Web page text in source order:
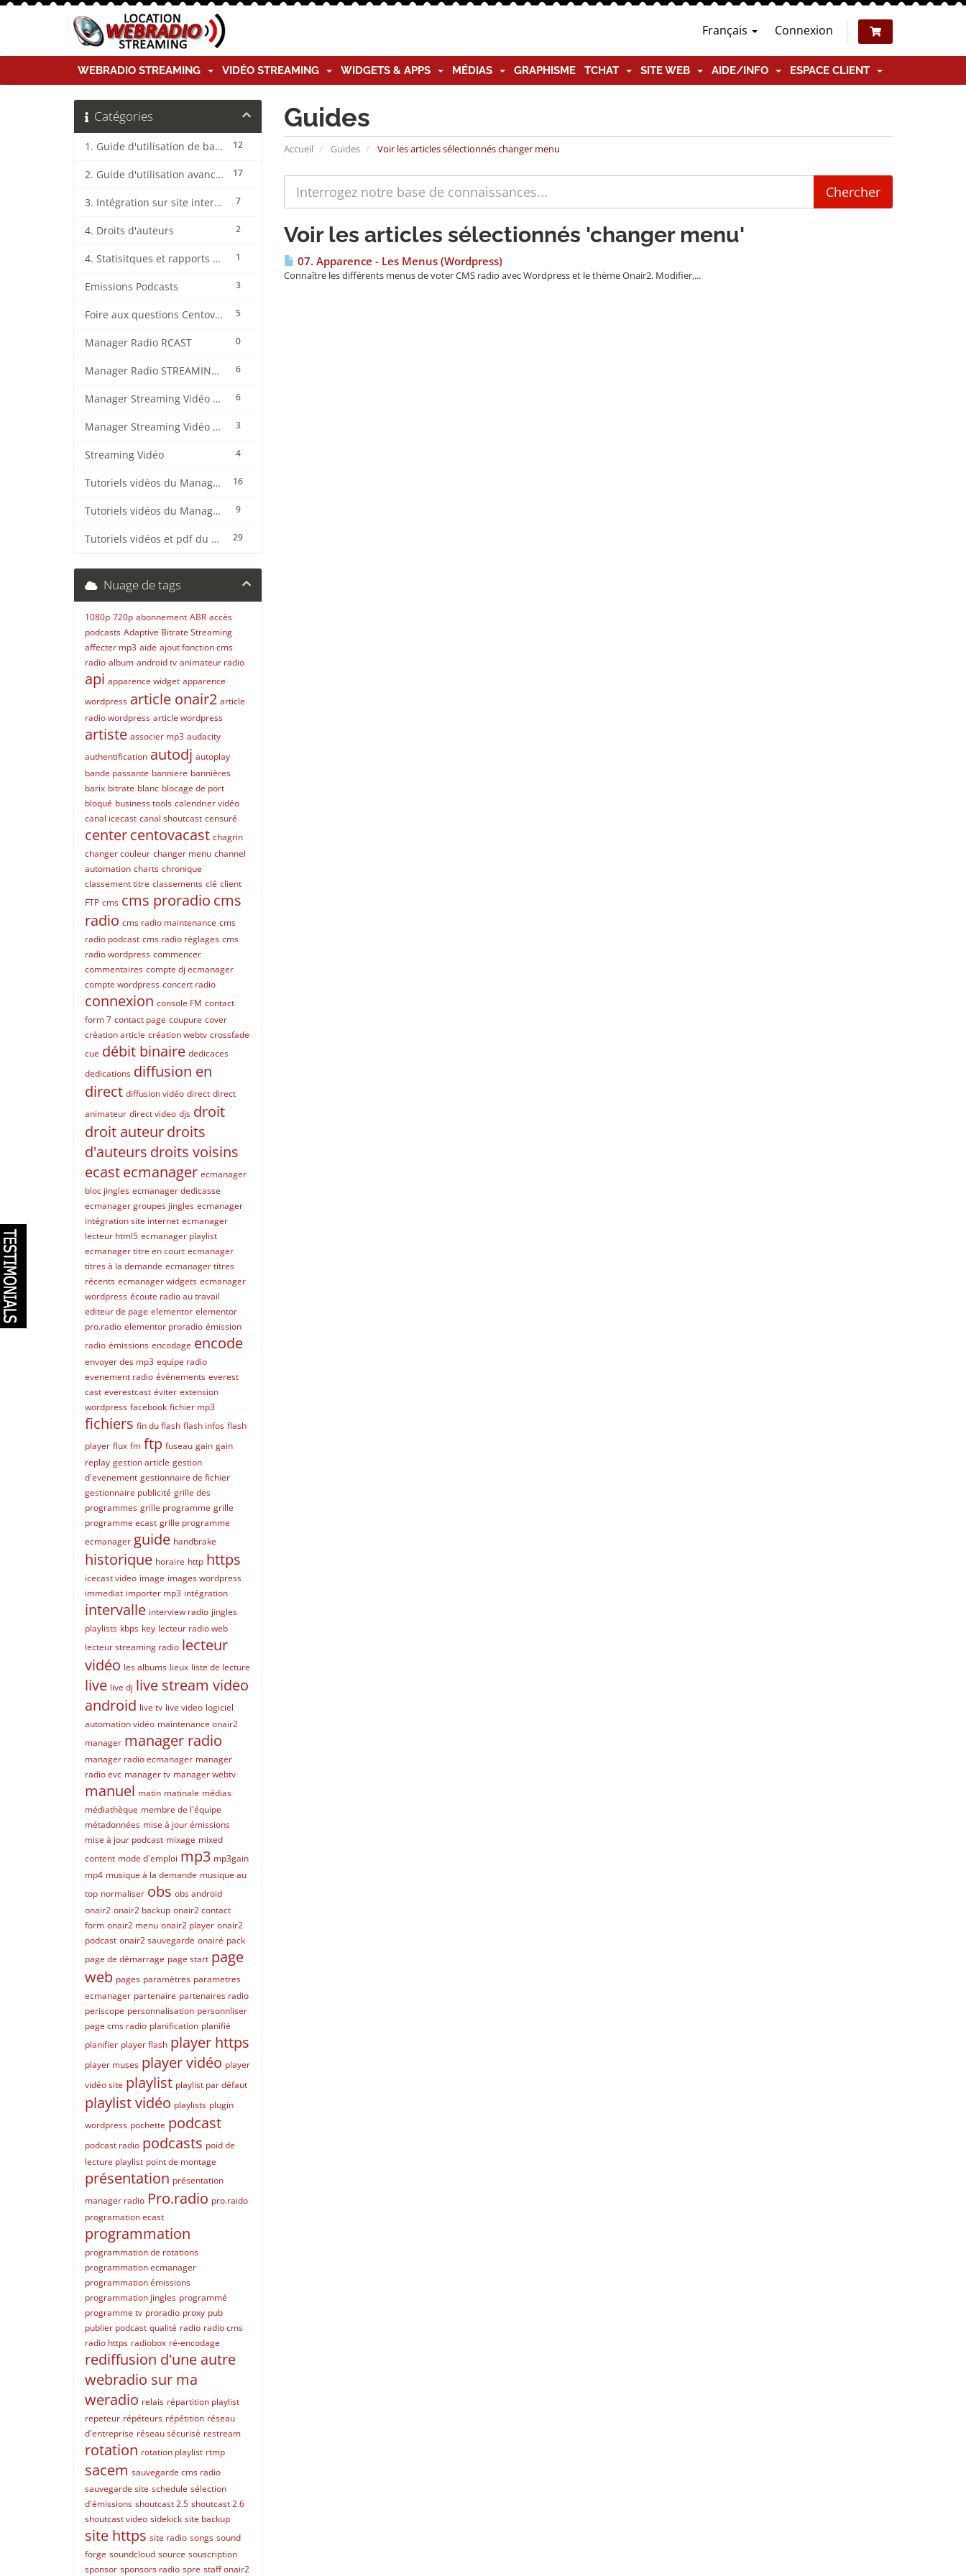
Français Connexion
WEBRADIO STREAMING VIDÉO STREAMING WIDGETS & APPS MÉDIAS GRAPHISME TCHAT SITE WEB AIDE/INFO ESPACE CLIENT
Guides
Accueil Guides Voir les articles sélectionnés changer menu
Catégories
12
1. Guide d'utilisation de base CentovaCast
17
2. Guide d'utilisation avancée CentovaCast
7
3. Intégration sur site internet CentovaCast
2
4. Droits d'auteurs
1
4. Statisitques et rapports CentovaCast
3
Emissions Podcasts
5
Foire aux questions CentovaCast
0
Manager Radio RCAST
6
Manager Radio STREAMING CENTER
6
Manager Streaming Vidéo TVMCP
3
Manager Streaming Vidéo VDO
4
Streaming Vidéo
16
Tutoriels vidéos du Manager Radio CentovaCast
9
Tutoriels vidéos du Manager Radio STREAMING CENTER
29
Tutoriels vidéos et pdf du CMS Radio Wordpress + OnAir2/Pro.Radio
Voir les articles sélectionnés 'changer menu'
07. Apparence - Les Menus (Wordpress)
Connaître les différents menus de voter CMS radio avec Wordpress et le thème Onair2. Modifier,...
Nuage de tags
1080p 720p abonnement ABR accès
podcasts Adaptive Bitrate Streaming
affecter mp3 aide ajout fonction cms
radio album android tv animateur radio
api apparence widget apparence
wordpress article onair2 article
radio wordpress article wordpress
artiste associer mp3 audacity
authentification autodj autoplay
bande passante banniere bannières
barix bitrate blanc blocage de port
bloqué business tools calendrier vidéo
canal icecast canal shoutcast censuré
centercentovacast chagrin
changer couleur changer menu channel
automation charts chronique
classement titre classements clé client
FTP cms cms proradio cms
radio cms radio maintenance cms
radio podcast cms radio réglages cms
radio wordpress commencer
commentaires compte dj ecmanager
compte wordpress concert radio
connexion console FM contact
form 7 contact page coupure cover
création article création webtv crossfade
cue débit binaire dedicaces
dedications diffusion en
direct diffusion vidéo direct direct
animateur direct video djs droit
droit auteurdroits
d'auteurs droits voisins
ecastecmanager ecmanager
bloc jingles ecmanager dedicasse
ecmanager groupes jingles ecmanager
intégration site internet ecmanager
lecteur html5 ecmanager playlist
ecmanager titre en court ecmanager
titres à la demande ecmanager titres
récents ecmanager widgets ecmanager
wordpress écoute radio au travail
editeur de page elementor elementor
pro.radio elementor proradio émission
radio émissions encodage encode
envoyer des mp3 equipe radio
evenement radio événements everest
cast everestcast éviter extension
wordpress facebook fichier mp3
fichiers fin du flash flash infos flash
player flux fm ftp fuseau gain gain
replay gestion article gestion
d'evenement gestionnaire de fichier
gestionnaire publicité grille des
programmes grille programme grille
programme ecast grille programme
ecmanager guide handbrake
historique horaire http https
icecast video image images wordpress
immediat importer mp3 intégration
intervalle interview radio jingles
playlists kbps key lecteur radio web
lecteur streaming radio lecteur
vidéo les albums lieux liste de lecture
live live dj live stream video
android live tv live video logiciel
automation vidéo maintenance onair2
manager manager radio
manager radio ecmanager manager
radio evc manager tv manager webtv
manuel matin matinale médias
médiathèque membre de l'équipe
métadonnées mise à jour émissions
mise à jour podcast mixage mixed
content mode d'emploi mp3 mp3gain
mp4 musique à la demande musique au
top normaliser obs obs android
onair2 onair2 backup onair2 contact
form onair2 menu onair2 player onair2
podcast onair2 sauvegarde onairé pack
page de démarrage page start page
web pages paramètres parametres
ecmanager partenaire partenaires radio
periscope personnalisation personnliser
page cms radio planification planifié
planifier player flash player https
player muses player vidéo player
vidéo site playlist playlist par défaut
playlist vidéo playlists plugin
wordpress pochette podcast
podcast radio podcasts poid de
lecture playlist point de montage
présentation présentation
manager radio Pro.radio pro.raido
programation ecast
programmation
programmation de rotations
programmation ecmanager
programmation émissions
programmation jingles programmé
programme tv proradio proxy pub
publier podcast qualité radio radio cms
radio https radiobox ré-encodage
rediffusion d'une autre
webradio sur ma
weradio relais répartition playlist
repeteur répéteurs répétition réseau
d'entreprise réseau sécurisé restream
rotation rotation playlist rtmp
sacem sauvegarde cms radio
sauvegarde site schedule sélection
d'émissions shoutcast 2.5 shoutcast 2.6
shoutcast video sidekick site backup
site https site radio songs sound
forge soundcloud source souscription
sponsor sponsors radio spre staff onair2